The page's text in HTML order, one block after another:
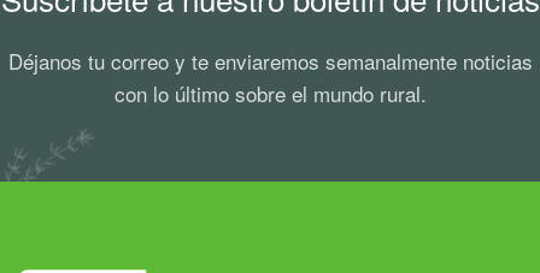
Déjanos tu correo y te enviaremos semanalmente noticias
con lo último sobre el mundo rural.